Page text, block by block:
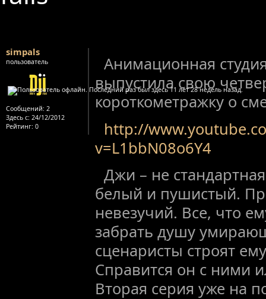
simpals
пользователь
Сообщений: 2
Здесь с: 24/12/2012
Рейтинг: 0
Анимационная
выпустила свою
короткометражку о
http://
v=L1bbN08o6Y4
Джи – не
белый и пушистый.
невезучий. Все, что
забрать душу
сценаристы строят
Справится он с ними
Вторая серия уже на